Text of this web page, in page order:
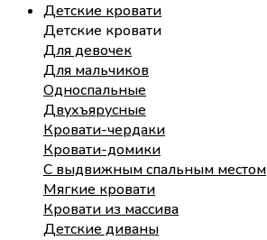
Детские кровати
Детские кровати
Для девочек
Для мальчиков
Односпальные
Двухъярусные
Кровати-чердаки
Кровати-домики
С выдвижным спальным местом
Мягкие кровати
Кровати из массива
Детские диваны